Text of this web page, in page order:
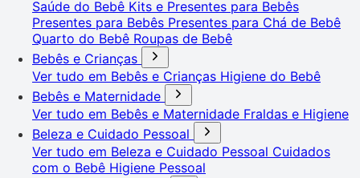
Saúde do Bebê Kits e Presentes para Bebês
Presentes para Bebês Presentes para Chá de Bebê
Quarto do Bebê Roupas de Bebê
Bebês e Crianças
Ver tudo em Bebês e Crianças Higiene do Bebê
Bebês e Maternidade
Ver tudo em Bebês e Maternidade Fraldas e Higiene
Beleza e Cuidado Pessoal
Ver tudo em Beleza e Cuidado Pessoal Cuidados
com o Bebê Higiene Pessoal